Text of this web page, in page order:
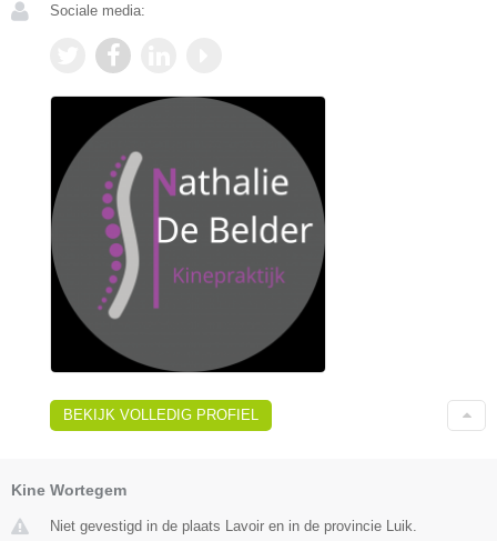
Sociale media:
BEKIJK VOLLEDIG PROFIEL
Kine Wortegem
Niet gevestigd in de plaats Lavoir en in de provincie Luik.